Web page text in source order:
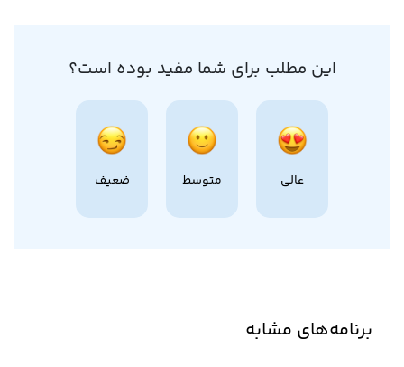
این مطلب برای شما مفید بوده است؟
عالی متوسط ضعیف
برنامه‌های مشابه